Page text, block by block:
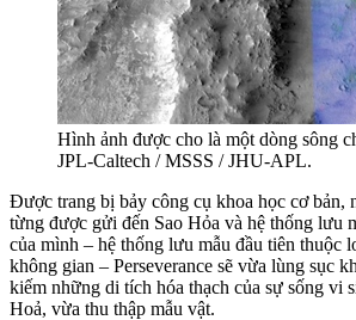
Hình ảnh được cho là một dòng sông
JPL-Caltech / MSSS / JHU-APL.
Được trang bị bảy công cụ khoa học cơ bản,
từng được gửi đến Sao Hỏa và hệ thống lưu
của mình – hệ thống lưu mẫu đầu tiên thuộc
không gian – Perseverance sẽ vừa lùng sục
kiếm những di tích hóa thạch của sự sống vi
Hoả, vừa thu thập mẫu vật.